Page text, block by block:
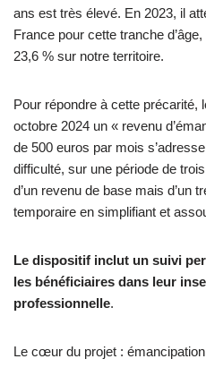
ans est très élevé. En 2023, il
France pour cette tranche
23,6 % sur notre territoire.
Pour répondre à cette précarité,
octobre 2024 un « revenu
de 500 euros par mois
difficulté, sur une période de
d’un revenu de base mais d’un
temporaire en simplifiant et
Le dispositif inclut un suivi
les bénéficiaires dans leur
professionnelle​.
Le cœur du projet :